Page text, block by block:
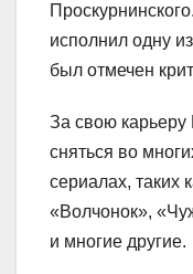
исполнил одну
был отмечен
За свою
сняться во
сериалах, таких
«Волчонок»,
и многие другие.